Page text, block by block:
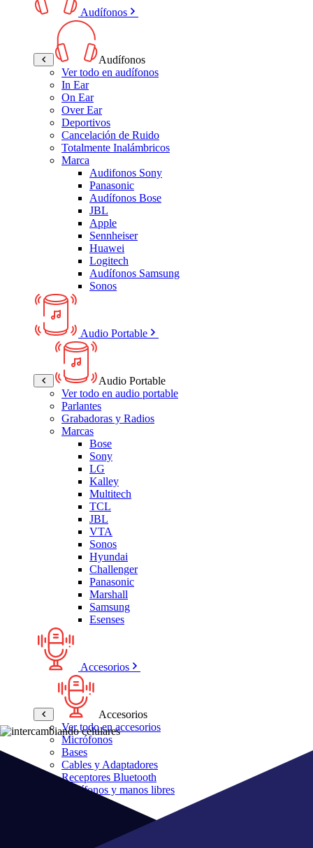
Audífonos
Audífonos
Ver todo en audífonos
In Ear
On Ear
Over Ear
Deportivos
Cancelación de Ruido
Totalmente Inalámbricos
Marca
Audifonos Sony
Panasonic
Audífonos Bose
JBL
Apple
Sennheiser
Huawei
Logitech
Audífonos Samsung
Sonos
Audio Portable
Audio Portable
Ver todo en audio portable
Parlantes
Grabadoras y Radios
Marcas
Bose
Sony
LG
Kalley
Multitech
TCL
JBL
VTA
Sonos
Hyundai
Challenger
Panasonic
Marshall
Samsung
Esenses
Accesorios
Accesorios
Ver todo en accesorios
Micrófonos
Bases
Cables y Adaptadores
Receptores Bluetooth
Audífonos y manos libres